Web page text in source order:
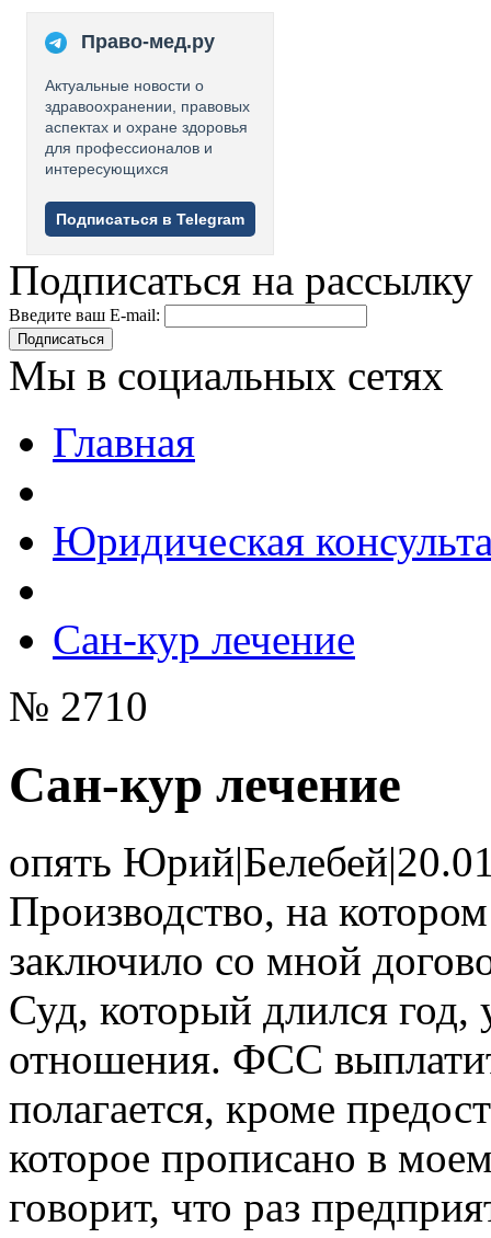
Право-мед.ру
Актуальные новости о
здравоохранении, правовых
аспектах и охране здоровья
для профессионалов и
интересующихся
Подписаться в Telegram
Подписаться на рассылку
Введите ваш E-mail:
Подписаться
Мы в социальных сетях
Главная
Юридическая
Сан-кур лечение
№ 2710
Сан-кур лечение
опять Юрий|Белебей|
Производство, на
заключило со мной
Суд, который длился год,
отношения. ФСС
полагается, кроме
которое прописано в
говорит, что раз